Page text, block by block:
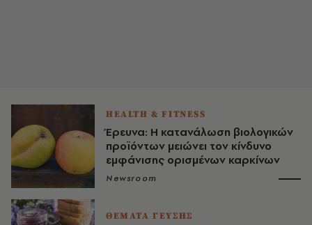
HEALTH & FITNESS
Έρευνα: Η κατανάλωση βιολογικών
προϊόντων μειώνει τον κίνδυνο
εμφάνισης ορισμένων καρκίνων
Newsroom
ΘΕΜΑΤΑ ΓΕΥΣΗΣ